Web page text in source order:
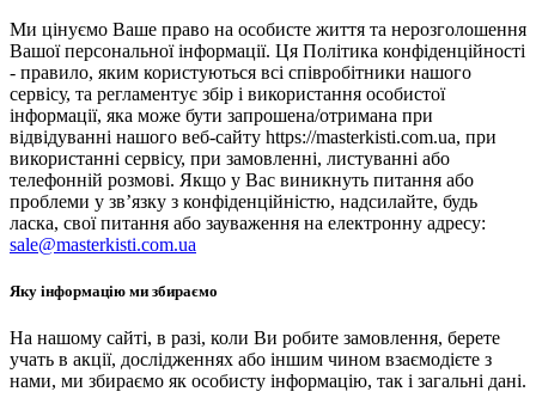
Ми цінуємо Ваше право на особисте життя та нерозголошення
Вашої персональної інформації. Ця Політика конфіденційності
- правило, яким користуються всі співробітники нашого
сервісу, та регламентує збір і використання особистої
інформації, яка може бути запрошена/отримана при
відвідуванні нашого веб-сайту https://masterkisti.com.ua, при
використанні сервісу, при замовленні, листуванні або
телефонній розмові. Якщо у Вас виникнуть питання або
проблеми у зв’язку з конфіденційністю, надсилайте, будь
ласка, свої питання або зауваження на електронну адресу:
sale@masterkisti.com.ua
Яку інформацію ми збираємо
На нашому сайті, в разі, коли Ви робите замовлення, берете
учать в акції, дослідженнях або іншим чином взаємодієте з
нами, ми збираємо як особисту інформацію, так і загальні дані.